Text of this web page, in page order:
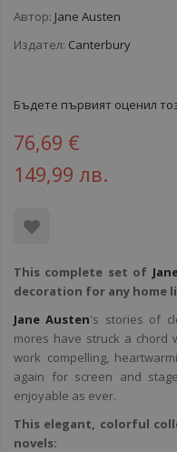
Автор: Jane Austen
Издател: Canterbury
Бъдете първият оценил
76,69 €
149,99 лв.
This complete set of
decoration for any home
Jane Austen's stories of
mores have struck a chord
work compelling,
again for screen and
enjoyable as ever.
This elegant, colorful
novels: